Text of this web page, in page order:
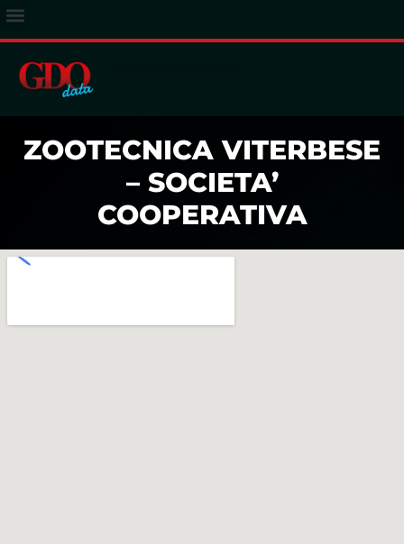
ZOOTECNICA VITERBESE
– SOCIETA’
COOPERATIVA